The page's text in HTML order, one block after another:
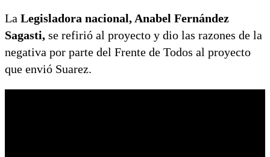
La Legisladora nacional, Anabel Fernández
Sagasti, se refirió al proyecto y dio las razones de la
negativa por parte del Frente de Todos al proyecto
que envió Suarez.